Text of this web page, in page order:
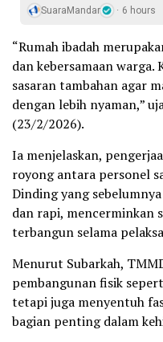
SuaraMandar 6 hours
“Rumah ibadah
dan kebersamaan
sasaran tambahan agar
dengan lebih nyaman,”
(23/2/2026).
Ia menjelaskan,
royong antara personel
Dinding yang
dan rapi, mencerminkan
terbangun selama
Menurut Subarkah,
pembangunan fisik
tetapi juga menyentuh
bagian penting dalam